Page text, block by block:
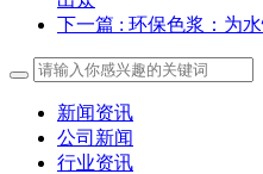
下一篇 : 环保色浆：为
新闻资讯
公司新闻
行业资讯